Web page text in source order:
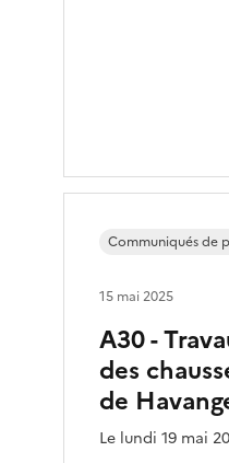
A30 -
des
de
Le lundi 19 mai
Communiqués de
15 mai 2025